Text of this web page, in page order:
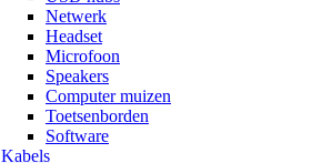
Netwerk
Headset
Microfoon
Speakers
Computer muizen
Toetsenborden
Software
Kabels